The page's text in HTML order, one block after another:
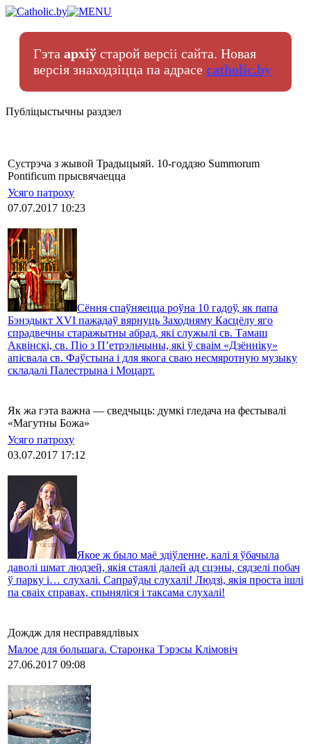
Гэта архіў старой версіі сайта. Новая
версія знаходзіцца па адрасе catholic.by
Публіцыстычны раздзел
Сустрэча з жывой Традыцыяй. 10-годдзю Summorum
Pontificum прысвячаецца
Усяго патроху
07.07.2017 10:23
Сёння спаўняецца роўна 10 гадоў, як папа
Бэнэдыкт XVI пажадаў вярнуць Заходняму Касцёлу яго
спрадвечны старажытны абрад, які служылі св. Тамаш
Аквінскі, св. Піо з П’етрэльчыны, які ў сваім «Дзённіку»
апісвала св. Фаўстына і для якога сваю несмяротную музыку
складалі Палестрына і Моцарт.
Як жа гэта важна — сведчыць: думкі гледача на фестывалі
«Магутны Божа»
Усяго патроху
03.07.2017 17:12
Якое ж было маё здіўленне, калі я ўбачыла
даволі шмат людзей, якія стаялі далей ад сцэны, сядзелі побач
ў парку і… слухалі. Сапраўды слухалі! Людзі, якія проста ішлі
па сваіх справах, спыняліся і таксама слухалі!
Дождж для несправядлівых
Малое для большага. Старонка Тэрэсы Клімовіч
27.06.2017 09:08